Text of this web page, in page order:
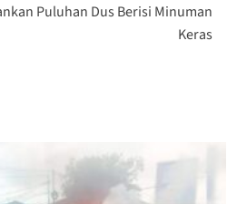
Puluhan Dus Berisi Minuman
Keras